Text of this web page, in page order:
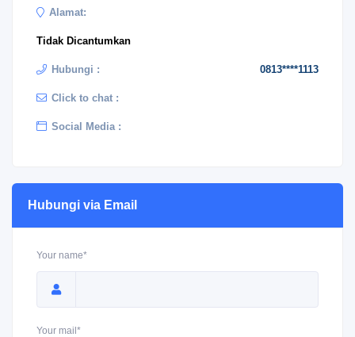
Alamat:
Tidak Dicantumkan
Hubungi : 0813****1113
Click to chat :
Social Media :
Hubungi via Email
Your name*
Your mail*